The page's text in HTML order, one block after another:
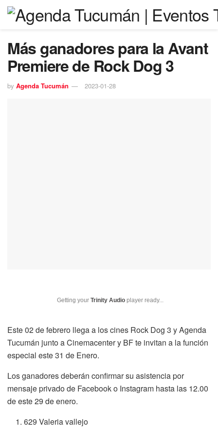
Más ganadores para la Avant
Premiere de Rock Dog 3
by Agenda Tucumán 2023-01-28
Getting your Trinity Audio player ready...
Este 02 de febrero llega a los cines Rock Dog 3 y Agenda
Tucumán junto a Cinemacenter y BF te invitan a la función
especial este 31 de Enero.
Los ganadores deberán confirmar su asistencia por
mensaje privado de Facebook o Instagram hasta las 12.00
de este 29 de enero.
629 Valeria vallejo